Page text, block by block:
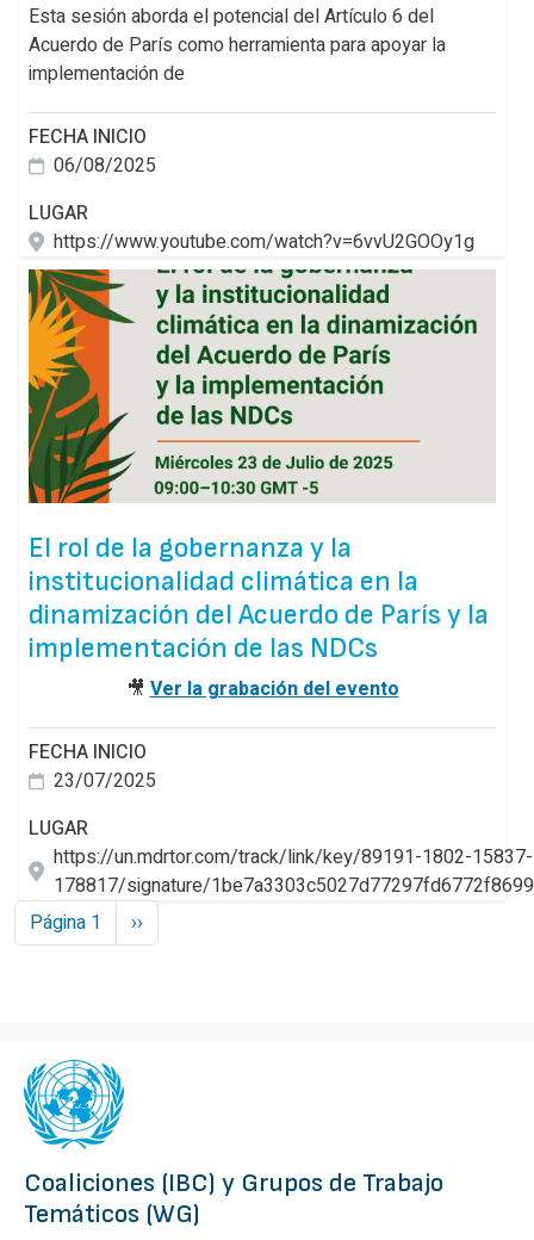
Esta sesión aborda el potencial del Artículo 6 del
Acuerdo de París como herramienta para apoyar la
implementación de
FECHA INICIO
06/08/2025
LUGAR
https://www.youtube.com/watch?v=6vvU2GOOy1g
El rol de la gobernanza y la
institucionalidad climática en la
dinamización del Acuerdo de París y la
implementación de las NDCs
🎥 Ver la grabación del evento
FECHA INICIO
23/07/2025
LUGAR
https://un.mdrtor.com/track/link/key/89191-1802-
178817/signature/
Paginación
Página 1 Siguiente página
››
Coaliciones (IBC) y Grupos de Trabajo
Temáticos (WG)